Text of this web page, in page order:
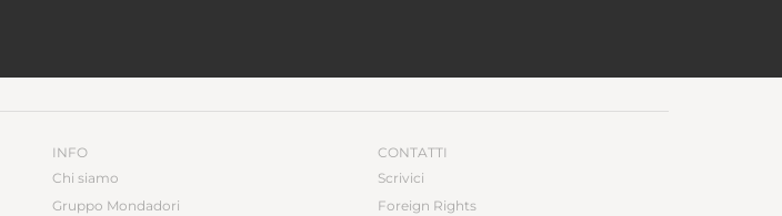
INFO
Chi siamo
Gruppo Mondadori
CONTATTI
Scrivici
Foreign Rights